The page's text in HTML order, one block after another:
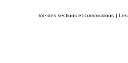
Vie des sections et commissions |